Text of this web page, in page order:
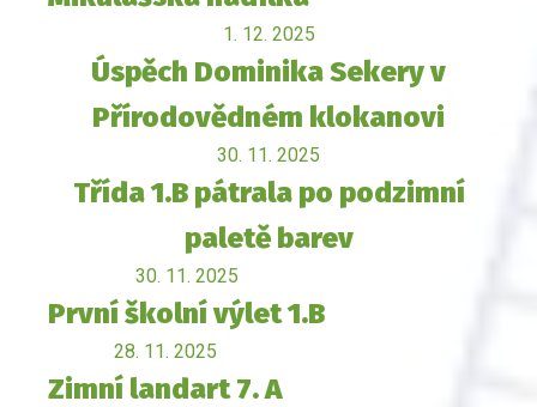
1. 12. 2025
Úspěch Dominika Sekery v
Přírodovědném klokanovi
30. 11. 2025
Třída 1.B pátrala po podzimní
paletě barev
30. 11. 2025
První školní výlet 1.B
28. 11. 2025
Zimní landart 7. A